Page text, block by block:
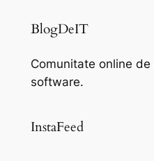
BlogDeIT
Comunitate online
software.
InstaFeed